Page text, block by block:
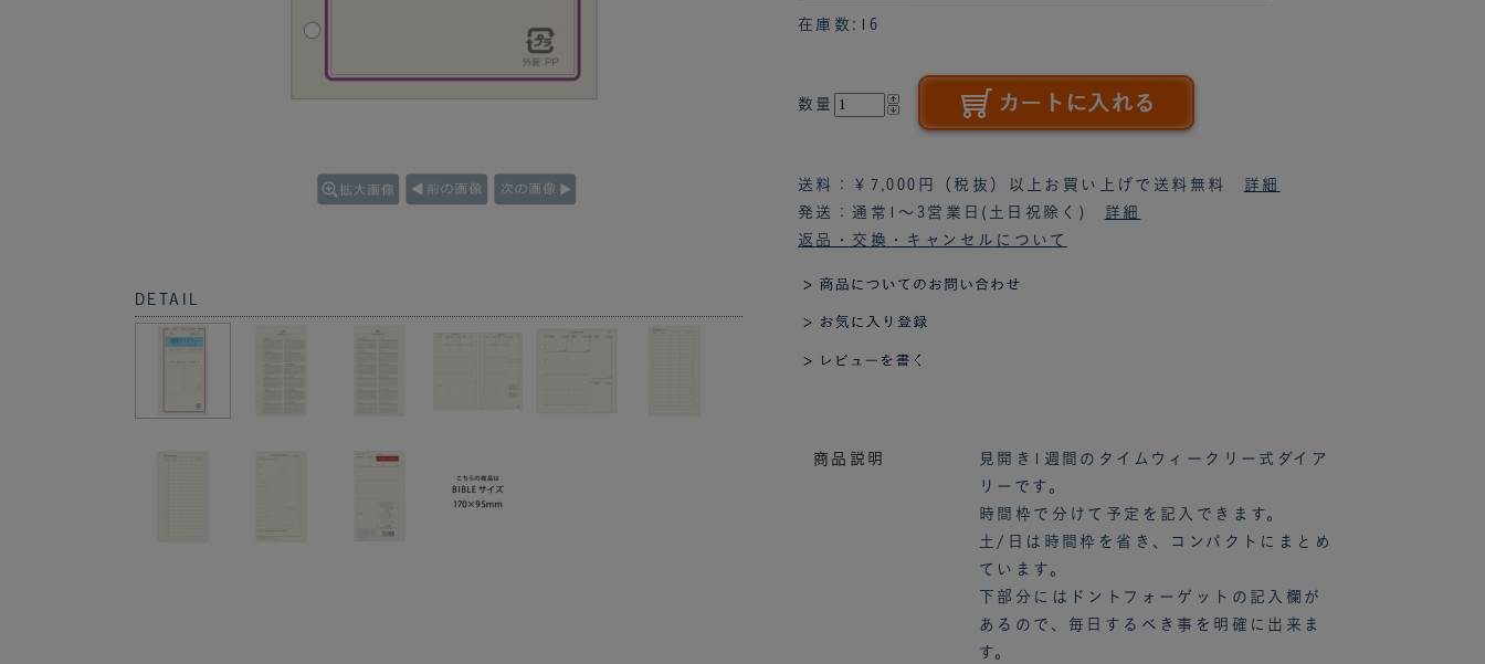
在庫数:16
数量
返品・交換・キャンセルについて
送料：￥7,000円（税抜）以上お買い上げで送料無料 詳細
発送：通常1～3営業日(土日祝除く) 詳細
DETAIL
商品説明
見開き1週間のタイムウィークリー式ダイア
リーです。
時間枠で分けて予定を記入できます。
土/日は時間枠を省き、コンパクトにまとめ
ています。
下部分にはドントフォーゲットの記入欄が
あるので、毎日するべき事を明確に出来ま
す。